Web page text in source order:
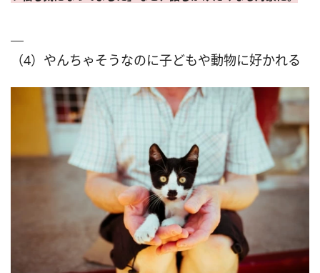
（4）やんちゃそうなのに子どもや動物に好かれる